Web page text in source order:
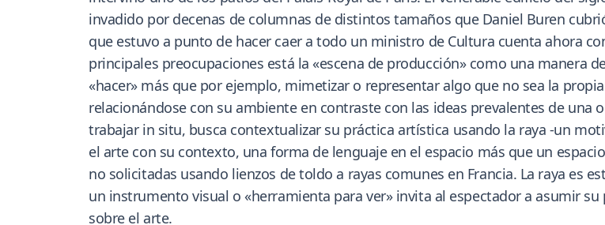
invadido por decenas de columnas de distintos tamaños que Daniel Buren
que estuvo a punto de hacer caer a todo un ministro de Cultura cuenta ahora
principales preocupaciones está la «escena de producción» como una manera
«hacer» más que por ejemplo, mimetizar o representar algo que no sea la
relacionándose con su ambiente en contraste con las ideas prevalentes de una
trabajar in situ, busca contextualizar su práctica artística usando la raya -un
el arte con su contexto, una forma de lenguaje en el espacio más que un
no solicitadas usando lienzos de toldo a rayas comunes en Francia. La raya es
un instrumento visual o «herramienta para ver» invita al espectador a asumir
sobre el arte.